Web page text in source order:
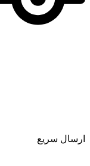
ارسال سریع